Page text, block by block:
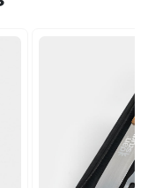
oferece
de arquivos